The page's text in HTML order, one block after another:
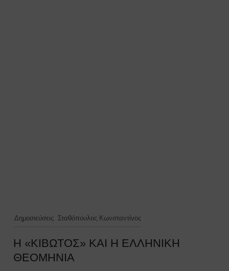
Δημοσιεύσεις Σταθόπουλος Κωνσταντίνος
Η «ΚΙΒΩΤΟΣ» ΚΑΙ Η ΕΛΛΗΝΙΚΗ
ΘΕΟΜΗΝΙΑ